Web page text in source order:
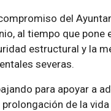
del
al tiempo que pone
estructural y la
severas.
para apoyar a
de la